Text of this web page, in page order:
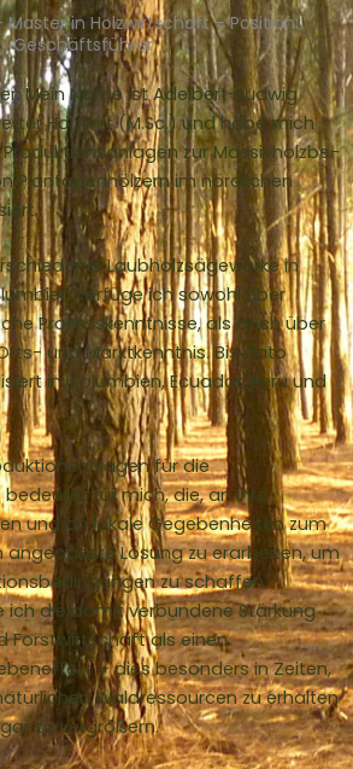
Master in Holzwirtschaft – Position:
Geschäftsführer
Mein Name ist Adelbert-Ludwig
Holzwirt (M.Sc.) und habe mich
zur Massivholzbe-
Plantagenhölzern im nördlichen
Laubholzsägewerke in
verfüge ich sowohl über
Prozesskenntnisse, als auch über
und Marktkenntnis. Bis dato
in: Kolumbien, Ecuador, Peru und
für die
bedeutet für mich, die, an Ihre
und an lokale Gegebenheiten zum
Lösung zu erarbeiten, um
zu schaffen.
ich die damit verbundene Stärkung
Forstwirtschaft als einen
– dies besonders in Zeiten,
Waldressourcen zu erhalten
zu vergrößern.